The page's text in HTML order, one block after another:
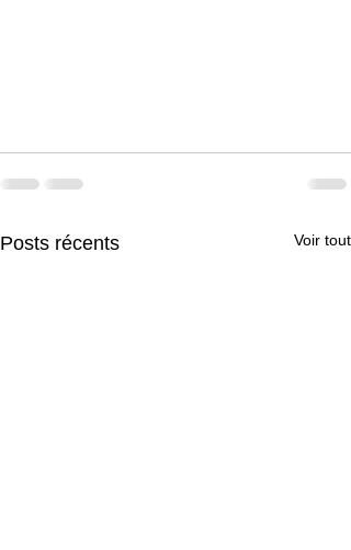
Posts récents Voir tout